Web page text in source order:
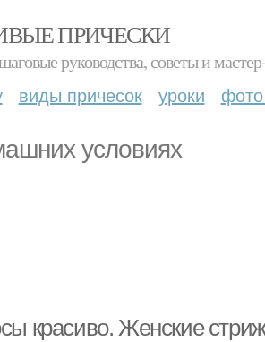
ПРИЧЕСКИ
руководства, советы и
виды причесок уроки
условиях
красиво. Женские